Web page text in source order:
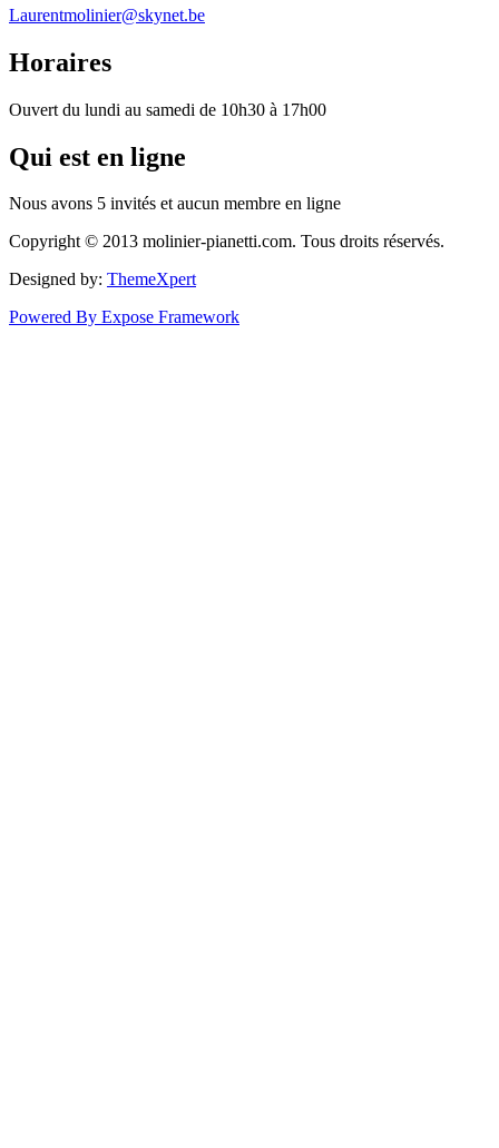
Laurentmolinier@skynet.be
Horaires
Ouvert du lundi au samedi de 10h30 à 17h00
Qui est en ligne
Nous avons 5 invités et aucun membre en ligne
Copyright © 2013 molinier-pianetti.com. Tous droits réservés.
Designed by: ThemeXpert
Powered By Expose Framework